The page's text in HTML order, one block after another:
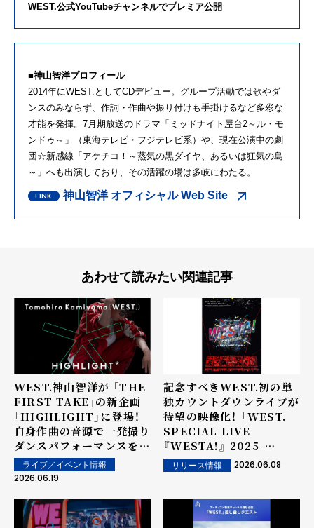
WEST.公式YouTubeチャンネルでプレミア公開
■神山智洋プロフィール
2014年にWEST.としてCDデビュー。グループ活動では歌やダ
ンスのみならず、作詞・作曲や振り付けも手掛けるなど多彩な
才能を発揮。7月期放送のドラマ「ミッドナイト屋台2～ル・モ
ンドゥ～」（東海テレビ・フジテレビ系）や、現在公演中の劇
団☆新感線「アケチコ！～蒸気の黒ダイヤ、あるいは狂気の島
～」へも出演しており、その活躍の場は多岐にわたる。
神山智洋 オフィシャル Web Site
あわせて読みたい関連記事
WEST.神山智洋が 「THE
FIRST TAKE」の新企画
「HIGHLIGHT」に登場！
自身作曲の音源で一発撮り
ダンスパフォーマンスを披
露！ YouTubeプレミア公
開。 さらに、神山智洋公式
設！
ライブ／イベント情報
2026.06.19
記念すべきWEST.初の単
独カウントダウンライブが
待望の映像化！ 「WEST.
SPECIAL LIVE
『WESTA!』 2025-
2026」 LIVE Blu-ray &
DVDが7月15日に発売決
公演の模様を完全収録。ジ
ャケット写真も公開！
リリース情報 2026.06.08